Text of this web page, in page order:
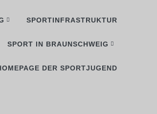
SPORTINFRASTRUKTUR
SPORT IN BRAUNSCHWEIG
DER SPORTJUGEND